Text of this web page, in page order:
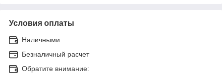
Условия оплаты
Наличными
Безналичный расчет
Обратите внимание: